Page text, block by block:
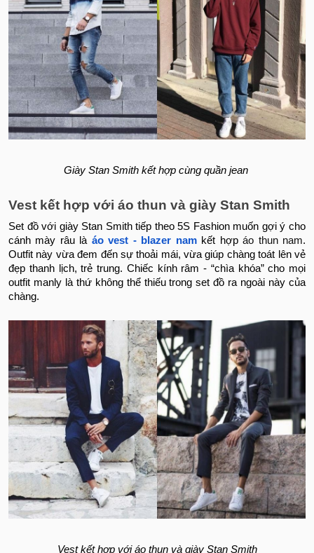
Giày Stan Smith kết hợp cùng quần jean
Vest kết hợp với áo thun và giày Stan Smith
Set đồ với giày Stan Smith tiếp theo 5S Fashion muốn gợi ý cho
cánh mày râu là áo vest - blazer namkết hợpáo thun nam.
Outfit này vừa đem đến sự thoải mái, vừa giúp chàng toát lên vẻ
đẹp thanh lịch, trẻ trung. Chiếc kính râm - “chìa khóa” cho mọi
outfit manly là thứ không thể thiếu trong set đồ ra ngoài này của
chàng.
Vest kết hợp với áo thun và giày Stan Smith